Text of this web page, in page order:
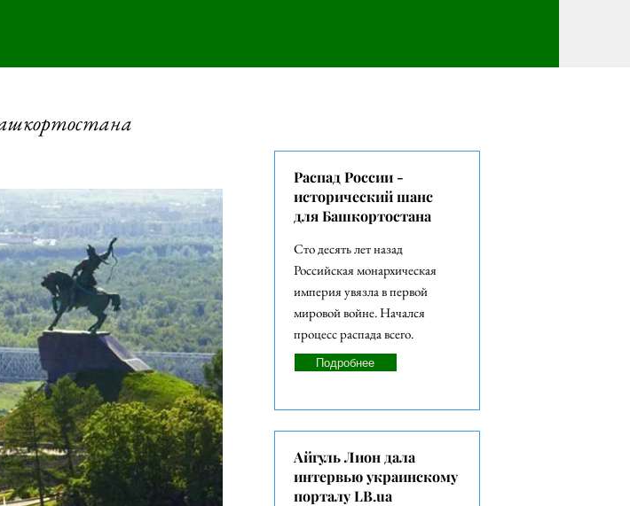
Распад России -
исторический шанс
для Башкортостана
Сто десять лет назад
Российская монархическая
империя увязла в первой
мировой войне. Начался
процесс распада всего.
Подробнее
Айгуль Лион дала
интервью украинскому
порталу LB.ua